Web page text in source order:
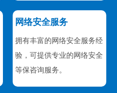
网络安全服务
拥有丰富的网络安全服务经
验，可提供专业的网络安全
等保咨询服务。